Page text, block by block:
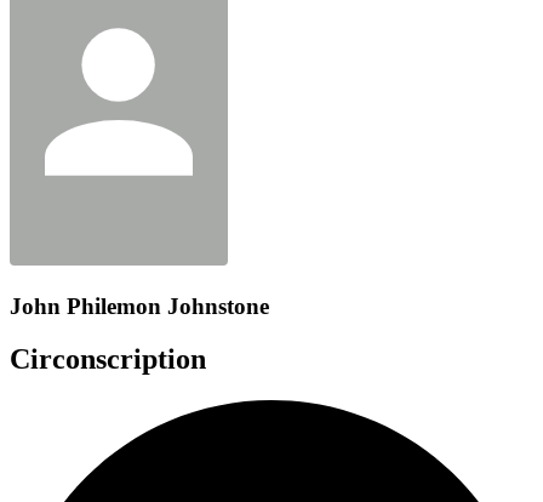
John Philemon Johnstone
Circonscription